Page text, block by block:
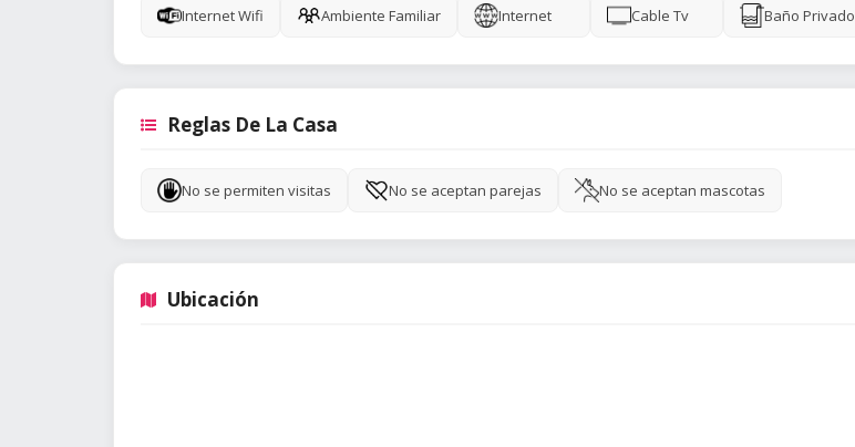
Internet Wifi Ambiente Familiar Internet Cable Tv Baño Privado
Reglas De La Casa
No se permiten visitas No se aceptan parejas No se aceptan mascotas
Ubicación